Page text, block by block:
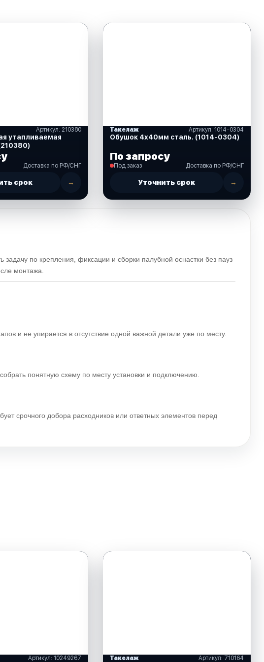
Артикул: 210380
утапливаемая
Доставка по РФ/СНГ
срок →
Такелаж Артикул: 1014-0304
Обушок 4х40мм сталь. (1014-0304)
По запросу
Под заказ Доставка по РФ/СНГ
Уточнить срок →
по крепления, фиксации и сборки палубной оснастки без пауз
монтажа.
и не упирается в отсутствие одной важной детали уже по месту.
понятную схему по месту установки и подключению.
срочного добора расходников или ответных элементов перед
Артикул: 10249267 Такелаж Артикул: 710164